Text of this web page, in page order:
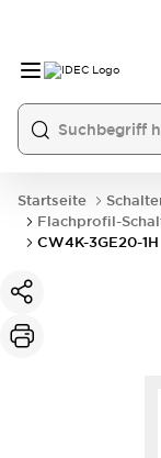
Startseite
Flachprofil-
CW4K-3GE20-1H